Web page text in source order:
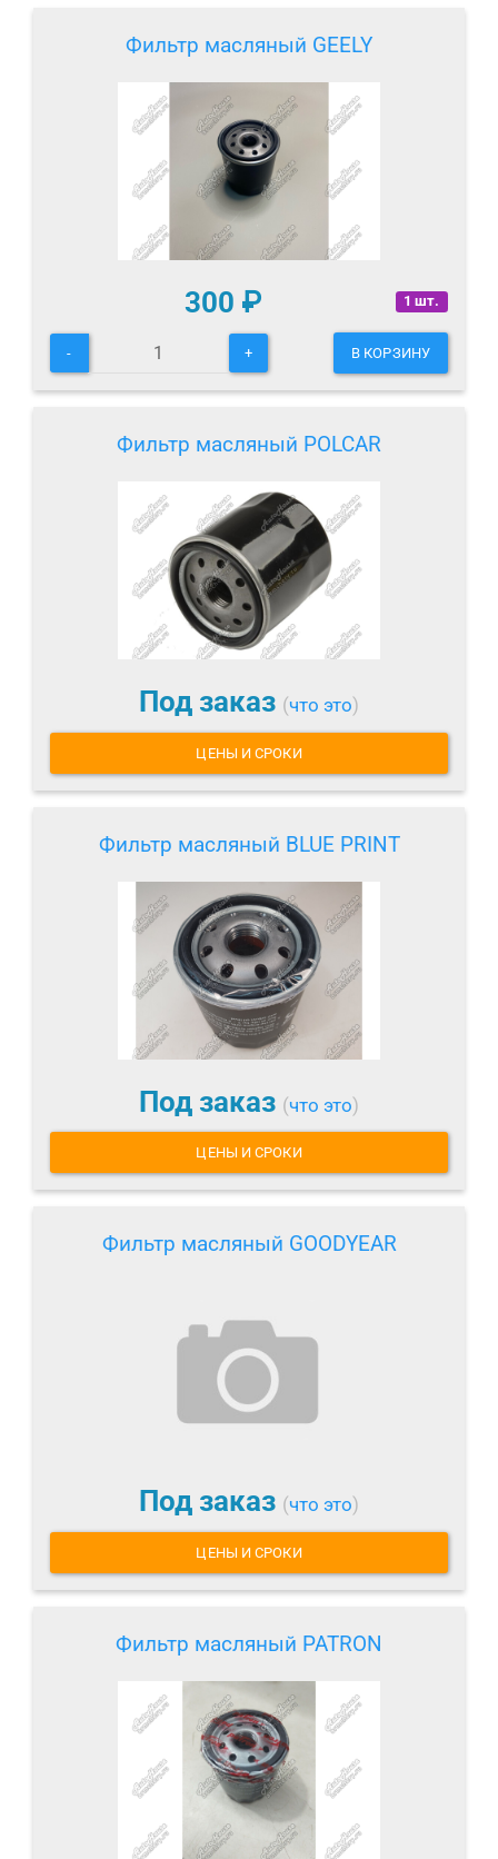
Фильтр масляный GEELY
1 шт.
300 ₽
- + В КОРЗИНУ
Фильтр масляный POLCAR
Под заказ (что это)
ЦЕНЫ И СРОКИ
Фильтр масляный BLUE PRINT
Под заказ (что это)
ЦЕНЫ И СРОКИ
Фильтр масляный GOODYEAR
Под заказ (что это)
ЦЕНЫ И СРОКИ
Фильтр масляный PATRON